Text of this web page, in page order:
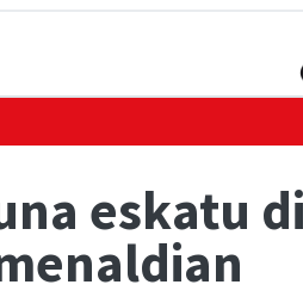
eskatu